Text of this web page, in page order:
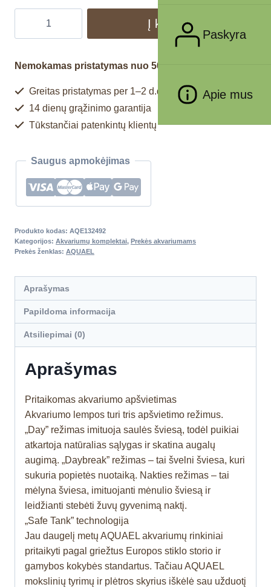
Paskyra
Apie mus
Į krepšelį
Nemokamas pristatymas nuo 50€
Greitas pristatymas per 1–2 d.d.
14 dienų grąžinimo garantija
Tūkstančiai patenkintų klientų
Saugus apmokėjimas
Produkto kodas: AQE132492
Kategorijos: Akvariumų komplektai, Prekės akvariumams
Prekės ženklas: AQUAEL
Aprašymas
Papildoma informacija
Atsiliepimai (0)
Aprašymas
Pritaikomas akvariumo apšvietimas
Akvariumo lempos turi tris apšvietimo režimus.
„Day” režimas imituoja saulės šviesą, todėl puikiai
atkartoja natūralias sąlygas ir skatina augalų
augimą. „Daybreak” režimas – tai švelni šviesa, kuri
sukuria popietės nuotaiką. Nakties režimas – tai
mėlyna šviesa, imituojanti mėnulio šviesą ir
leidžianti stebėti žuvų gyvenimą naktį.
„Safe Tank” technologija
Jau daugelį metų AQUAEL akvariumų rinkiniai
pritaikyti pagal griežtus Europos stiklo storio ir
gamybos kokybės standartus. Tačiau AQUAEL
mokslinių tyrimų ir plėtros skyrius iškėlė sau užduotį